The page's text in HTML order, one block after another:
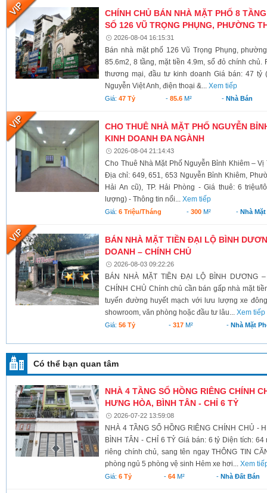
CHÍNH CHỦ BÁN NHÀ MẶT PHỐ 8
SỐ 126 VŨ TRỌNG PHỤNG, PHƯỜNG
2026-08-04 16:15:31
Bán nhà mặt phố 126 Vũ Trọng Phụng,
85.6m2, 8 tầng, mặt tiền 4.9m, sổ đỏ chính
thương mại, đầu tư kinh doanh Giá bán: 47
Nguyễn Việt Anh, điện thoại &...Xem tiếp
Giá:47 Tỷ - 85.6M² - Nhà Bán
CHO THUÊ NHÀ MẶT PHỐ NGUYỄN
KINH DOANH ĐA NGÀNH
2026-08-04 21:14:43
Cho Thuê Nhà Mặt Phố Nguyễn Bỉnh Khiêm –
Địa chỉ: 649, 651, 653 Nguyễn Bỉnh Khiêm,
Hải An cũ), TP. Hải Phòng - Giá thuê: 6 triệu/
lượng) - Thông tin nổi...Xem tiếp
Giá:6 Triệu/tháng -300 M² - Nhà
BÁN NHÀ MẶT TIỀN ĐẠI LỘ BÌNH
DOANH – CHÍNH CHỦ
2026-08-03 09:22:26
BÁN NHÀ MẶT TIỀN ĐẠI LỘ BÌNH DƯƠNG
CHÍNH CHỦ Chính chủ cần bán gấp nhà mặt
tuyến đường huyết mạch với lưu lượng xe
showroom, văn phòng hoặc đầu tư lâu...Xem tiếp
Giá:56 Tỷ -317 M² - Nhà Mặt
Có thể bạn quan tâm
NHÀ 4 TẦNG SỔ HỒNG RIÊNG CHÍNH
HƯNG HÒA, BÌNH TÂN - CHỈ 6 TỶ
2026-07-22 13:59:08
NHÀ 4 TẦNG SỔ HỒNG RIÊNG CHÍNH CHỦ -
BÌNH TÂN - CHỈ 6 TỶ Giá bán: 6 tỷ Diện tích:
riêng chính chủ, sang tên ngay THÔNG TIN
phòng ngủ 5 phòng vệ sinh Hẻm xe hơi...Xem
Giá:6 Tỷ - 64M² -Nhà Đất Bán